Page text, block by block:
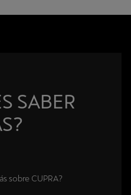
de que lo hayas
SABER
sobre CUPRA?